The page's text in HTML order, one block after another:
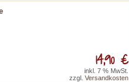
14,90 €
inkl. 7 % MwSt.
zzgl. Versandkosten